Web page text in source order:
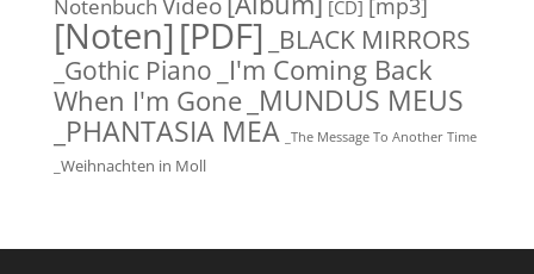
[CD]
[Noten][PDF] _BLACK MIRRORS
_Gothic Piano _I'm Coming Back
When I'm Gone _MUNDUS MEUS
_PHANTASIA MEA _The Message To Another Time
_Weihnachten in Moll